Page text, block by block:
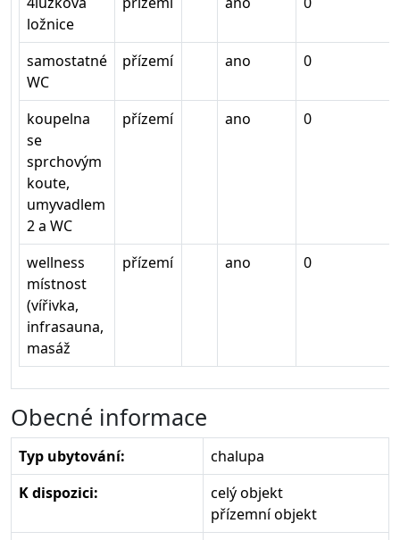
ložnice
samostatné
WC
přízemí ano 0
koupelna
se
sprchovým
koute,
umyvadlem
2 a WC
přízemí ano 0
wellness
místnost
(vířivka,
infrasauna,
masáž
přízemí ano 0
Obecné informace
Typ ubytování:
chalupa
K dispozici:
celý objekt
přízemní objekt